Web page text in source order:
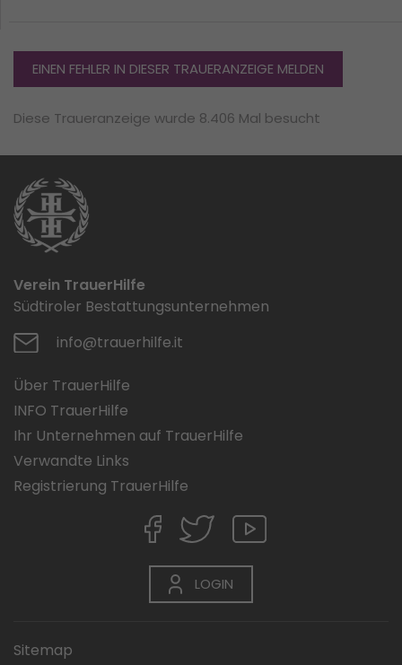
EINEN FEHLER IN DIESER TRAUERANZEIGE MELDEN
Diese Traueranzeige wurde 8.406 Mal besucht
Verein TrauerHilfe
Südtiroler Bestattungsunternehmen
info@trauerhilfe.it
Über TrauerHilfe
INFO TrauerHilfe
Ihr Unternehmen auf TrauerHilfe
Verwandte Links
Registrierung TrauerHilfe
LOGIN
Sitemap